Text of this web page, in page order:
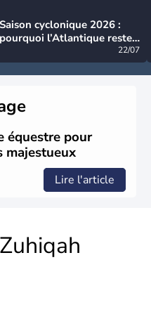
Saison cyclonique 2026 :
pourquoi l’Atlantique reste
22/07
équestre pour
majestueux
Lire l'article
Zuhiqah